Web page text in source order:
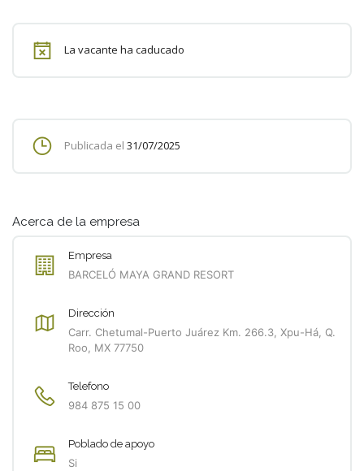
La vacante ha caducado
Publicada el 31/07/2025
Acerca de la empresa
Empresa
BARCELÓ MAYA GRAND RESORT
Dirección
Carr. Chetumal-Puerto Juárez Km. 266.3, Xpu-Há, Q.
Roo, MX 77750
Telefono
984 875 15 00
Poblado de apoyo
Si